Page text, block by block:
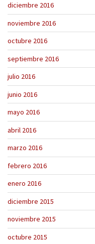
diciembre 2016
noviembre 2016
octubre 2016
septiembre 2016
julio 2016
junio 2016
mayo 2016
abril 2016
marzo 2016
febrero 2016
enero 2016
diciembre 2015
noviembre 2015
octubre 2015